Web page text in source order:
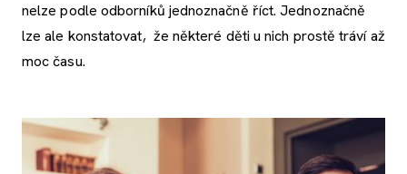
nelze podle odborníků jednoznačně říct. Jednoznačně
lze ale konstatovat, že některé děti u nich prostě tráví až
moc času.